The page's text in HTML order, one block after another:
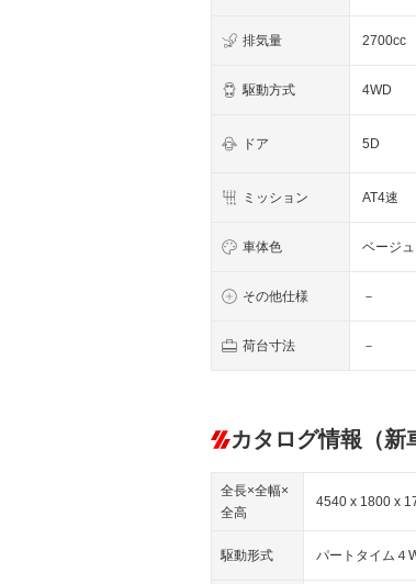
排気量 2700cc
駆動方式 4WD
ドア 5D
ミッション AT4速
車体色 ベージュ
その他仕様 －
荷台寸法 －
カタログ情報（新
全長×全幅×
全高
4540 x 1800 x
駆動形式 パートタイム４